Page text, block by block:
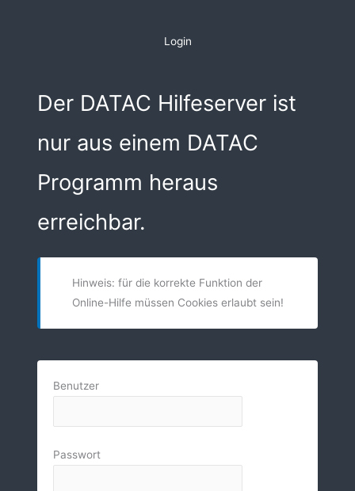
Login
Der DATAC Hilfeserver ist
nur aus einem DATAC
Programm heraus
erreichbar.
Hinweis: für die korrekte Funktion der
Online-Hilfe müssen Cookies erlaubt sein!
Benutzer
Passwort